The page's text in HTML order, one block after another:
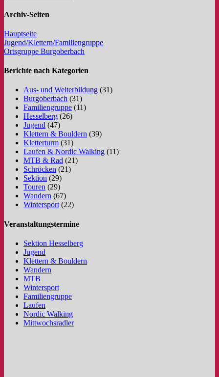
Archiv-Seiten
Hauptseite
Jugend/Klettern/Familiengruppe
Ortsgruppe Burgoberbach
Berichte nach Kategorien
Aus- und Weiterbildung (31)
Burgoberbach (31)
Familiengruppe (11)
Hesselberg (26)
Jugend (47)
Klettern & Bouldern (39)
Kletterturm (31)
Laufen & Nordic Walking (11)
MTB & Rad (21)
Schröcken (21)
Sektion (29)
Touren (29)
Wandern (67)
Wintersport(22)
Veranstaltungstermine
Sektion Hesselberg
Jugend
Klettern & Bouldern
Wandern
MTB
Wintersport
Familiengruppe
Laufen
Nordic Walking
Mittwochsradler